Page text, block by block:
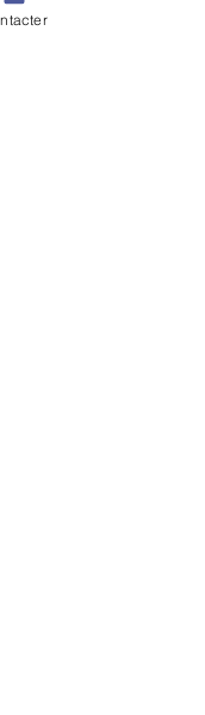
de consulter un jour?"